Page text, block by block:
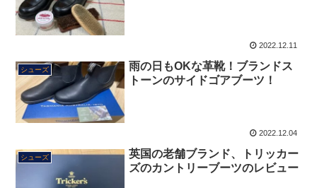
2022.12.11
シューズ
雨の日もOKな革靴！ブランドス
トーンのサイドゴアブーツ！
2022.12.04
シューズ
英国の老舗ブランド、トリッカー
ズのカントリーブーツのレビュー